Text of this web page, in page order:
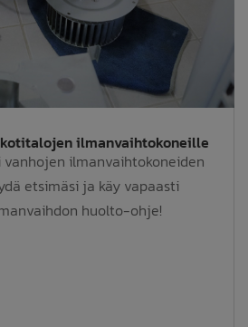
ilmanvaihtokoneille
ilmanvaihtokoneiden
etsimäsi ja käy vapaasti
huolto-ohje!